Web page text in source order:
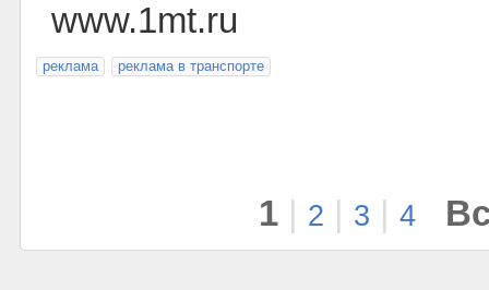
www.1mt.ru
реклама реклама в транспорте
1 2 3 4